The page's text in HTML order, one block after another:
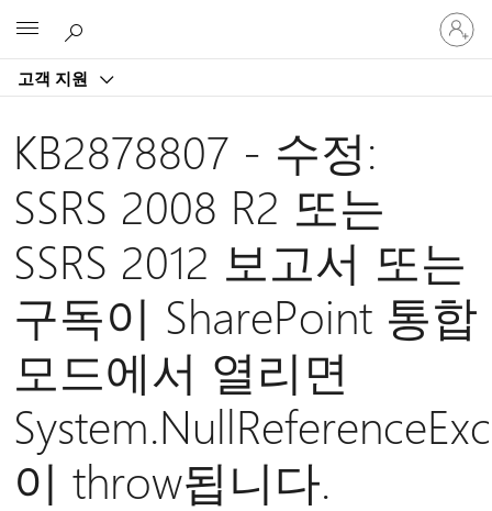
고객 지원
귀
하
계
KB2878807 - 수정:
SSRS 2008 R2 또는
SSRS 2012 보고서 또는
구독이 SharePoint 통합
모드에서 열리면
이 throw됩니다.